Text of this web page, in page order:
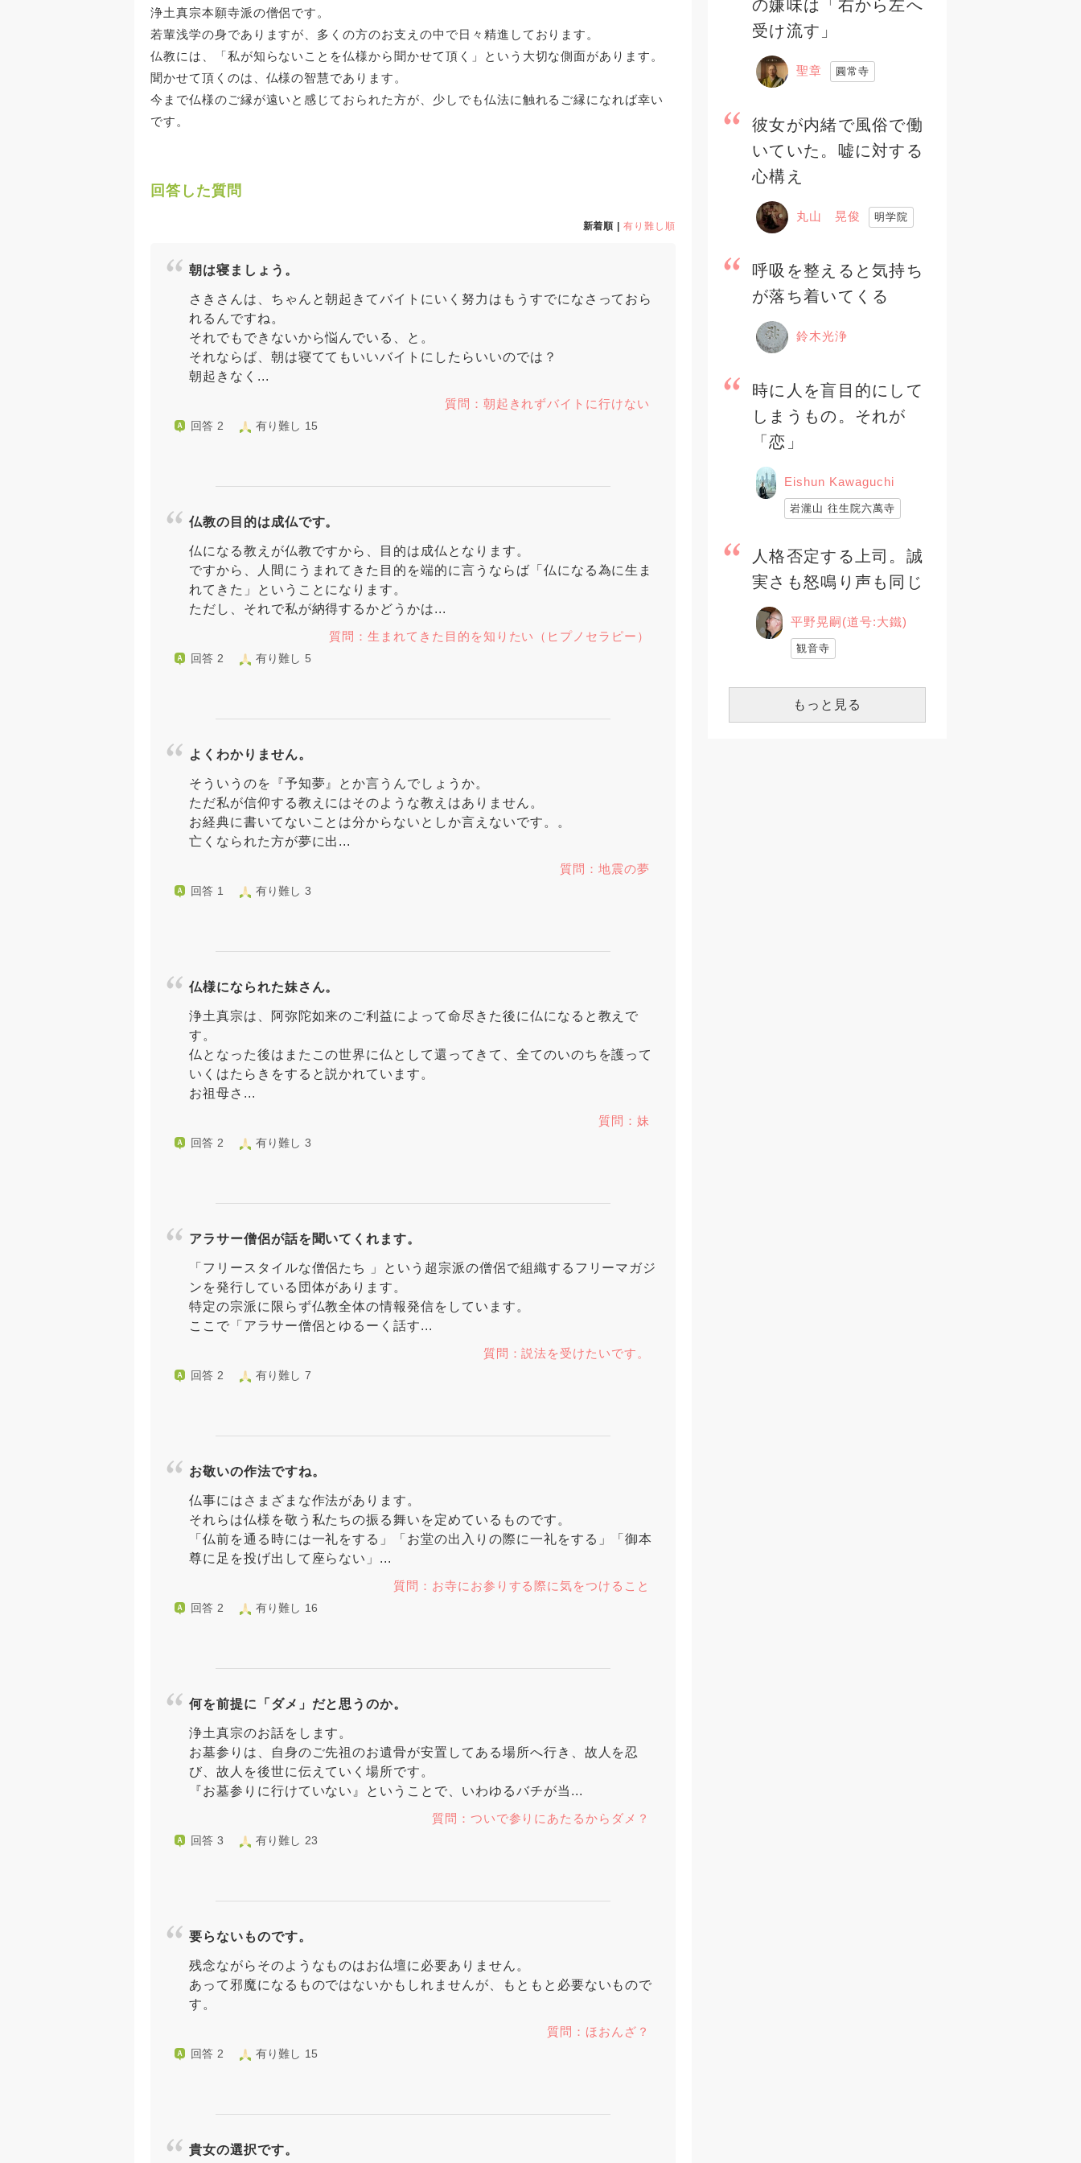
浄土真宗本願寺派の僧侶です。
若輩浅学の身でありますが、多くの方のお支えの中で日々精進しております。
仏教には、「私が知らないことを仏様から聞かせて頂く」という大切な側面があります。
聞かせて頂くのは、仏様の智慧であります。
今まで仏様のご縁が遠いと感じておられた方が、少しでも仏法に触れるご縁になれば幸い
です。
回答した質問
新着順 |有り難し順
朝は寝ましょう。
さきさんは、ちゃんと朝起きてバイトにいく努力はもうすでになさっておら
れるんですね。
それでもできないから悩んでいる、と。
それならば、朝は寝ててもいいバイトにしたらいいのでは？
朝起きなく...
質問：朝起きれずバイトに行けない
回答 2 有り難し 15
仏教の目的は成仏です。
仏になる教えが仏教ですから、目的は成仏となります。
ですから、人間にうまれてきた目的を端的に言うならば「仏になる為に生ま
れてきた」ということになります。
ただし、それで私が納得するかどうかは...
質問：生まれてきた目的を知りたい（ヒプノセラピー）
回答 2 有り難し 5
よくわかりません。
そういうのを『予知夢』とか言うんでしょうか。
ただ私が信仰する教えにはそのような教えはありません。
お経典に書いてないことは分からないとしか言えないです。。
亡くなられた方が夢に出...
質問：地震の夢
回答 1 有り難し 3
仏様になられた妹さん。
浄土真宗は、阿弥陀如来のご利益によって命尽きた後に仏になると教えで
す。
仏となった後はまたこの世界に仏として還ってきて、全てのいのちを護って
いくはたらきをすると説かれています。
お祖母さ...
質問：妹
回答 2 有り難し 3
アラサー僧侶が話を聞いてくれます。
「フリースタイルな僧侶たち 」という超宗派の僧侶で組織するフリーマガジ
ンを発行している団体があります。
特定の宗派に限らず仏教全体の情報発信をしています。
ここで「アラサー僧侶とゆるーく話す...
質問：説法を受けたいです。
回答 2 有り難し 7
お敬いの作法ですね。
仏事にはさまざまな作法があります。
それらは仏様を敬う私たちの振る舞いを定めているものです。
「仏前を通る時には一礼をする」「お堂の出入りの際に一礼をする」「御本
尊に足を投げ出して座らない」...
質問：お寺にお参りする際に気をつけること
回答 2 有り難し 16
何を前提に「ダメ」だと思うのか。
浄土真宗のお話をします。
お墓参りは、自身のご先祖のお遺骨が安置してある場所へ行き、故人を忍
び、故人を後世に伝えていく場所です。
『お墓参りに行けていない』ということで、いわゆるバチが当...
質問：ついで参りにあたるからダメ？
回答 3 有り難し 23
要らないものです。
残念ながらそのようなものはお仏壇に必要ありません。
あって邪魔になるものではないかもしれませんが、もともと必要ないもので
す。
質問：ほおんざ？
回答 2 有り難し 15
貴女の選択です。
の嫌味は「右から左へ
受け流す」
聖章 圓常寺
彼女が内緒で風俗で働
いていた。嘘に対する
心構え
丸山 晃俊 明学院
呼吸を整えると気持ち
が落ち着いてくる
鈴木光浄
時に人を盲目的にして
しまうもの。それが
「恋」
Eishun Kawaguchi
岩瀧山 往生院六萬寺
人格否定する上司。誠
実さも怒鳴り声も同じ
平野晃嗣(道号:大鐵)
観音寺
もっと見る